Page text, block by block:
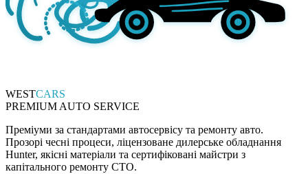
WESTCARS
PREMIUM AUTO SERVICE
Преміуми за стандартами автосервісу та ремонту авто.
Прозорі чесні процеси, ліцензоване дилерське обладнання
Hunter, якісні матеріали та сертифіковані майстри з
капітального ремонту СТО.